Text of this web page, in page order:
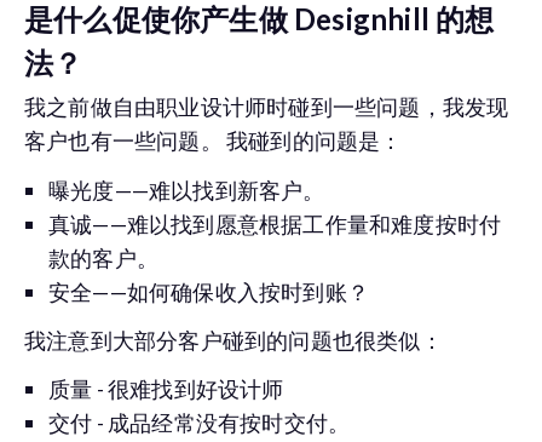
是什么促使你产生做 Designhill 的想
法？
我之前做自由职业设计师时碰到一些问题，我发现
客户也有一些问题。 我碰到的问题是：
曝光度——难以找到新客户。
真诚——难以找到愿意根据工作量和难度按时付
款的客户。
安全——如何确保收入按时到账？
我注意到大部分客户碰到的问题也很类似：
质量 - 很难找到好设计师
交付 - 成品经常没有按时交付。